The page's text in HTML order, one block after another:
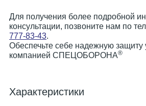
Для получения более подробной
консультации, позвоните нам по
777-83-43.
Обеспечьте себе надежную защиту
компанией СПЕЦОБОРОНА®
Характеристики